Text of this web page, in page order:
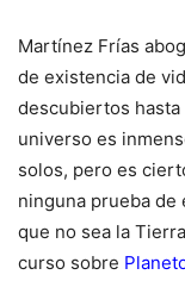
Martínez Frías
de existencia de
descubiertos hasta
universo es
solos, pero es
ninguna prueba
que no sea la
curso sobre